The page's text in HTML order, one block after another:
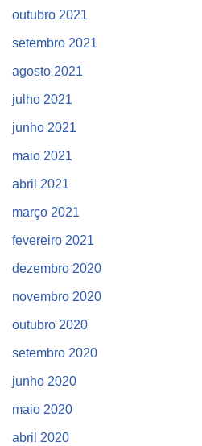
outubro 2021
setembro 2021
agosto 2021
julho 2021
junho 2021
maio 2021
abril 2021
março 2021
fevereiro 2021
dezembro 2020
novembro 2020
outubro 2020
setembro 2020
junho 2020
maio 2020
abril 2020